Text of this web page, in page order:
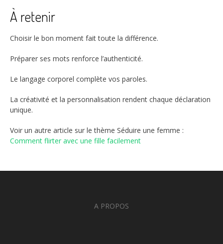
À retenir
Choisir le bon moment fait toute la différence.
Préparer ses mots renforce l’authenticité.
Le langage corporel complète vos paroles.
La créativité et la personnalisation rendent chaque déclaration
unique.
Voir un autre article sur le thème Séduire une femme :
Comment flirter avec une fille facilement
A PROPOS